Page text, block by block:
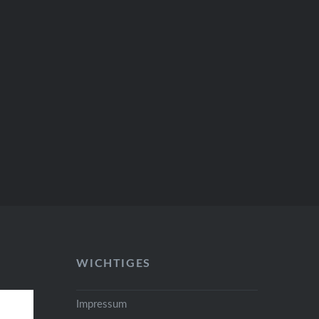
WICHTIGES
Impressum